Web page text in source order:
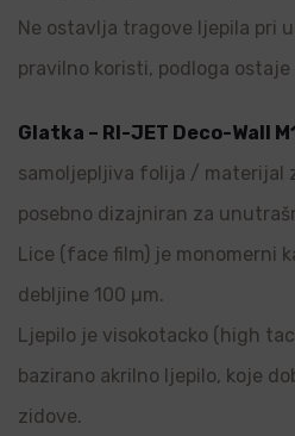
Ne ostavlja tragove ljepila pri
pravilno koristi, podloga ostaje
Glatka – RI-JET Deco-Wall
samoljepljiva folija / materijal
posebno dizajniran za
Lice (face film) je monomerni
debljine 100 µm.
Ljepilo je visokotacko (high
bazirano akrilno ljepilo, koje
zidove.